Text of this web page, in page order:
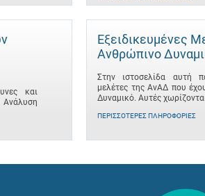
και
Ανάλυση
Εξειδικευμένες
Ανθρώπινο
Στην ιστοσελίδα αυτή
μελέτες της ΑνΑΔ που
Δυναμικό. Αυτές
ΠΕΡΙΣΣΌΤΕΡΕΣ ΠΛΗΡΟΦΟΡΊΕΣ